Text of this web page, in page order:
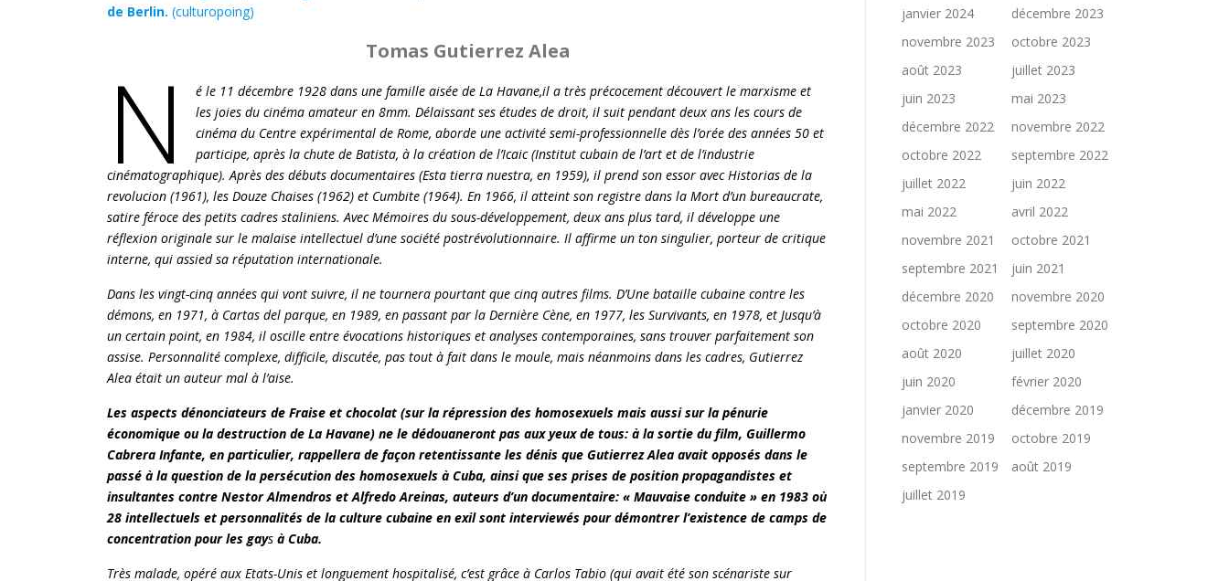
de Berlin. (culturopoing)
Tomas Gutierrez Alea
N
é le 11 décembre 1928 dans une famille aisée de La Havane,il a très précocement découvert le marxisme et
les joies du cinéma amateur en 8mm. Délaissant ses études de droit, il suit pendant deux ans les cours de
cinéma du Centre expérimental de Rome, aborde une activité semi-professionnelle dès l’orée des années 50 et
participe, après la chute de Batista, à la création de l’Icaic (Institut cubain de l’art et de l’industrie
cinématographique). Après des débuts documentaires (Esta tierra nuestra, en 1959), il prend son essor avec Historias de la
revolucion (1961), les Douze Chaises (1962) et Cumbite (1964). En 1966, il atteint son registre dans la Mort d’un bureaucrate,
satire féroce des petits cadres staliniens. Avec Mémoires du sous-développement, deux ans plus tard, il développe une
réflexion originale sur le malaise intellectuel d’une société postrévolutionnaire. Il affirme un ton singulier, porteur de critique
interne, qui assied sa réputation internationale.
Dans les vingt-cinq années qui vont suivre, il ne tournera pourtant que cinq autres films. D’Une bataille cubaine contre les
démons, en 1971, à Cartas del parque, en 1989, en passant par la Dernière Cène, en 1977, les Survivants, en 1978, et Jusqu’à
un certain point, en 1984, il oscille entre évocations historiques et analyses contemporaines, sans trouver parfaitement son
assise. Personnalité complexe, difficile, discutée, pas tout à fait dans le moule, mais néanmoins dans les cadres, Gutierrez
Alea était un auteur mal à l’aise.
Les aspects dénonciateurs de Fraise et chocolat (sur la répression des homosexuels mais aussi sur la pénurie
économique ou la destruction de La Havane) ne le dédouaneront pas aux yeux de tous: à la sortie du film, Guillermo
Cabrera Infante, en particulier, rappellera de façon retentissante les dénis que Gutierrez Alea avait opposés dans le
passé à la question de la persécution des homosexuels à Cuba, ainsi que ses prises de position propagandistes et
insultantes contre Nestor Almendros et Alfredo Areinas, auteurs d’un documentaire: « Mauvaise conduite » en 1983 où
28 intellectuels et personnalités de la culture cubaine en exil sont interviewés pour démontrer l’existence de camps de
concentration pour les gays à Cuba.
Très malade, opéré aux Etats-Unis et longuement hospitalisé, c’est grâce à Carlos Tabio (qui avait été son scénariste sur
janvier 2024
décembre 2023
novembre 2023
octobre 2023
août 2023
juillet 2023
juin 2023
mai 2023
décembre 2022
novembre 2022
octobre 2022
septembre 2022
juillet 2022
juin 2022
mai 2022
avril 2022
novembre 2021
octobre 2021
septembre 2021
juin 2021
décembre 2020
novembre 2020
octobre 2020
septembre 2020
août 2020
juillet 2020
juin 2020
février 2020
janvier 2020
décembre 2019
novembre 2019
octobre 2019
septembre 2019
août 2019
juillet 2019